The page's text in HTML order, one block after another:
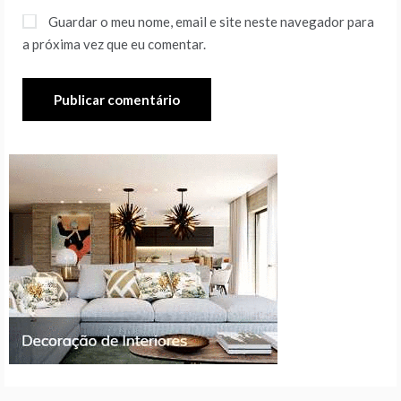
Guardar o meu nome, email e site neste navegador para
a próxima vez que eu comentar.